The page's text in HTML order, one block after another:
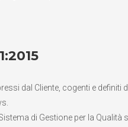
dal Cliente, cogenti e definiti
di Gestione per la